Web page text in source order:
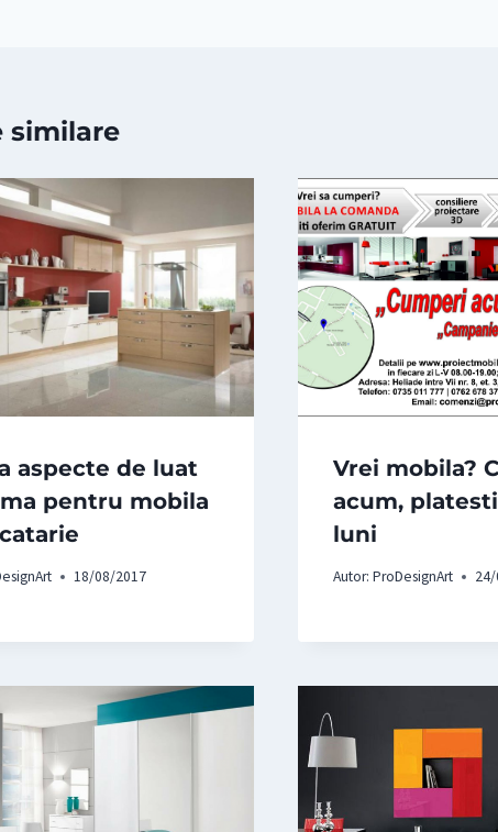
similare
aspecte de luat
pentru mobila
18/08/2017
Vrei mobila?
acum,
luni
Autor: ProDesignArt